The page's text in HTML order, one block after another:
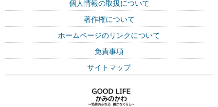
個人情報の取扱について
著作権について
ホームページのリンクについて
免責事項
サイトマップ